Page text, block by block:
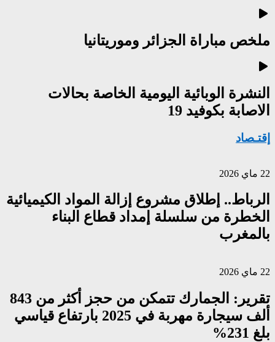
ملخص مباراة الجزائر وموريتانيا
النشرة الوبائية اليومية الخاصة بحالات
الاصابة بكوفيد 19
إقتـصاد
22 ماي 2026
الرباط.. إطلاق مشروع إزالة المواد الكيميائية
الخطرة من سلسلة إمداد قطاع البناء
بالمغرب
22 ماي 2026
تقرير: الجمارك تتمكن من حجز أكثر من 843
ألف سيجارة مهربة في 2025 بارتفاع قياسي
بلغ 231%